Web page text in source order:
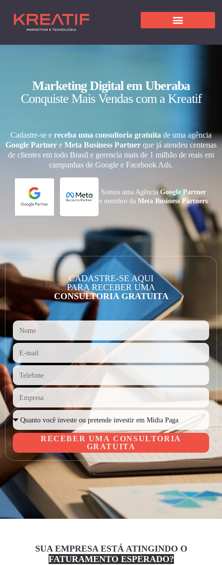
Marketing Digital em Uberaba
Conquiste Mais Vendas com a Kreatif
Cadastre-se e receba uma consultoria gratuita de uma agência
Google Partner e Meta Business Partner que já atendeu centenas
de clientes em todo Brasil e gerencia mais de 1 milhão de reais em
campanhas de Google e Facebook Ads.
Somos uma AgênciaGoogle Partner
e membro daMeta Business Partners
CADASTRE-SE AQUI
PARA RECEBER UMA
CONSULTORIA GRATUITA
RECEBER UMA CONSULTORIA
GRATUITA
SUA EMPRESA ESTÁ ATINGINDO O
FATURAMENTO ESPERADO?